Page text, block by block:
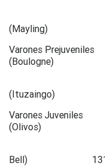
1ª Neto
(Mayling)
Varones
1º Neto
(Ituzaingo)
Varones
(Olivos)
1º Neto
Bell)